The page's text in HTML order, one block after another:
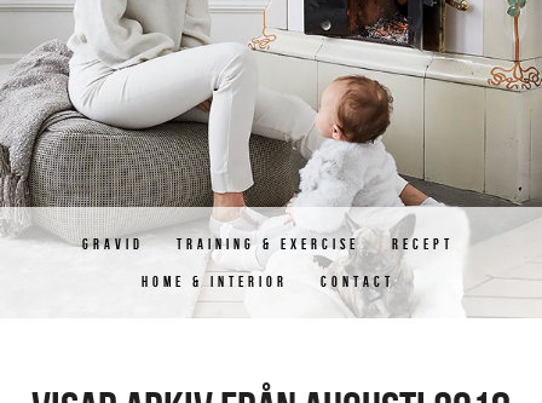
GRAVID TRAINING & EXERCISE RECEPT
HOME & INTERIOR CONTACT